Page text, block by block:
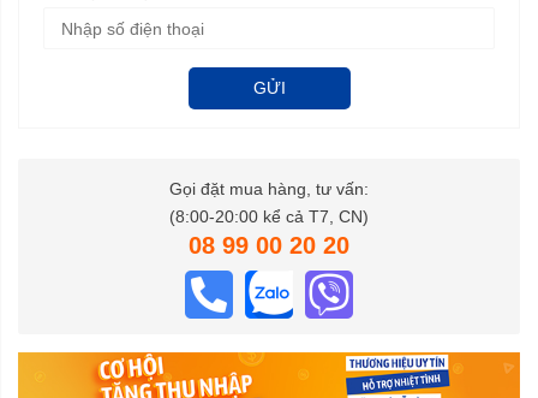
GỬI
Gọi đặt mua hàng, tư vấn:
(8:00-20:00 kể cả T7, CN)
08 99 00 20 20